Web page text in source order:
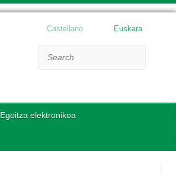
Castellano Euskara
Egoitza elektronikoa